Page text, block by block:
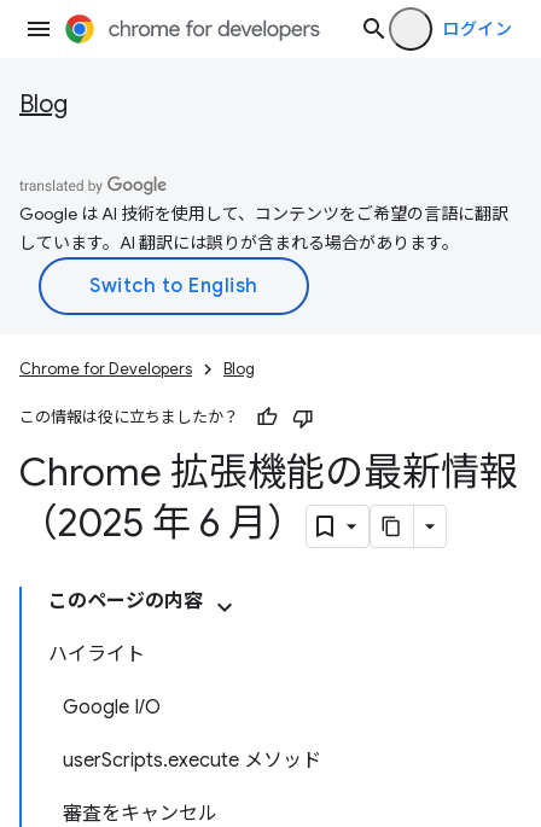
ログイン
Blog
Google は AI 技術を使用して、コンテンツをご希望の言語に翻訳
しています。AI 翻訳には誤りが含まれる場合があります。
Chrome for Developers Blog
この情報は役に立ちましたか？
Chrome 拡張機能の最新情報
（2025 年 6 月）
このページの内容
ハイライト
Google I/O
userScripts.execute メソッド
審査をキャンセル